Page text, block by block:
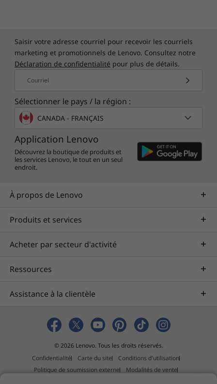
Saisir votre adresse courriel pour recevoir les courriels
marketing et promotionnels de Lenovo. Consultez notre
Déclaration de confidentialité pour plus de détails.
Courriel
Sélectionner le pays / la région :
CANADA - FRANÇAIS
Application Lenovo
Découvrez la boutique de produits et
les services Lenovo, le tout en un seul
endroit.
À propos de Lenovo
Produits et services
Acheter par secteur d'activité
Ressources
Assistance à la clientèle
© 2026 Lenovo. Tous les droits réservés.
Confidentialité
Carte du site
Conditions d'utilisation
Politique de soumission externe
Modalités de vente